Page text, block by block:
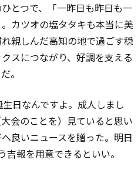
とつで、「一昨日も昨日も一
カツオの塩タタキも本当に美
親しんだ高知の地で過ごす穏
スにつながり、好調を支える
。
日なんですよ。成人しまし
会のことを）見ていると思い
良いニュースを贈った。明日
報を用意できるといい。